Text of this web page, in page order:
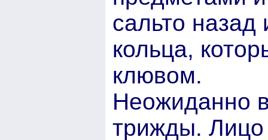
сальто назад
кольца,
клювом.
Неожиданно
трижды. Лицо